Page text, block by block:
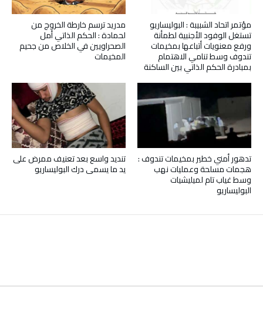
مدريد ترسم خارطة الخروج من
لحمادة : الحكم الذاتي أمل
الصحراويين في الخلاص من جحيم
المخيمات
مؤتمر اتحاد الشبيبة : البوليساريو
تستغل الوفود الأجنبية لطمأنة
ورفع معنويات أتباعها بمخيمات
تندوف وسط تنامي الاهتمام
بمبادرة الحكم الذاتي بين الساكنة
تنديد واسع بعد تعنيف ممرض على
يد ما يسمى درك البوليساريو
تدهور أمني خطير بمخيمات تندوف :
هجمات مسلحة وعمليات نهب
وسط غياب تام لميليشيات
البوليساريو